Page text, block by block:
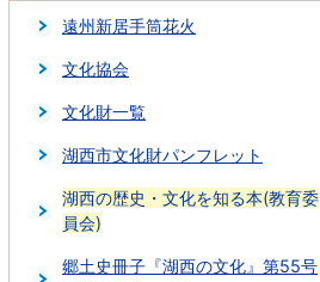
遠州新居手筒花火
文化協会
文化財一覧
湖西市文化財パンフレット
湖西の歴史・文化を知る本(教育委
員会)
郷土史冊子『湖西の文化』第55号